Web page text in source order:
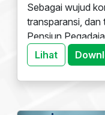
Sebagai wujud
transparansi, dan
Pensiun
Sistem
berbasis standar
Pedoman ini
lingkungan Dana
Lihat